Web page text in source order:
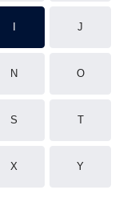
J
N O
S T
X Y